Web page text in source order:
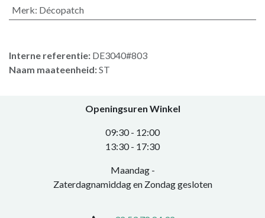
Merk: Décopatch
Interne referentie: DE3040#803
Naam maateenheid:ST
Openingsuren Winkel
0​9:30 - 12:00
​13:30 - 17:30​
Maandag -
Zaterdagnamiddag en Zondag gesloten